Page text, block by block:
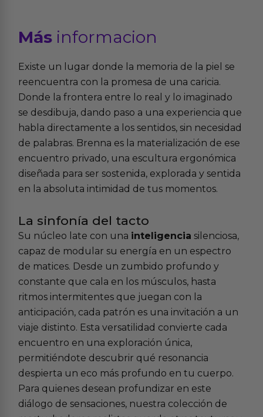
Más informacion
Existe un lugar donde la memoria de la piel se
reencuentra con la promesa de una caricia.
Donde la frontera entre lo real y lo imaginado
se desdibuja, dando paso a una experiencia que
habla directamente a los sentidos, sin necesidad
de palabras. Brenna es la materialización de ese
encuentro privado, una escultura ergonómica
diseñada para ser sostenida, explorada y sentida
en la absoluta intimidad de tus momentos.
La sinfonía del tacto
Su núcleo late con una inteligencia silenciosa,
capaz de modular su energía en un espectro
de matices. Desde un zumbido profundo y
constante que cala en los músculos, hasta
ritmos intermitentes que juegan con la
anticipación, cada patrón es una invitación a un
viaje distinto. Esta versatilidad convierte cada
encuentro en una exploración única,
permitiéndote descubrir qué resonancia
despierta un eco más profundo en tu cuerpo.
Para quienes desean profundizar en este
diálogo de sensaciones, nuestra colección de